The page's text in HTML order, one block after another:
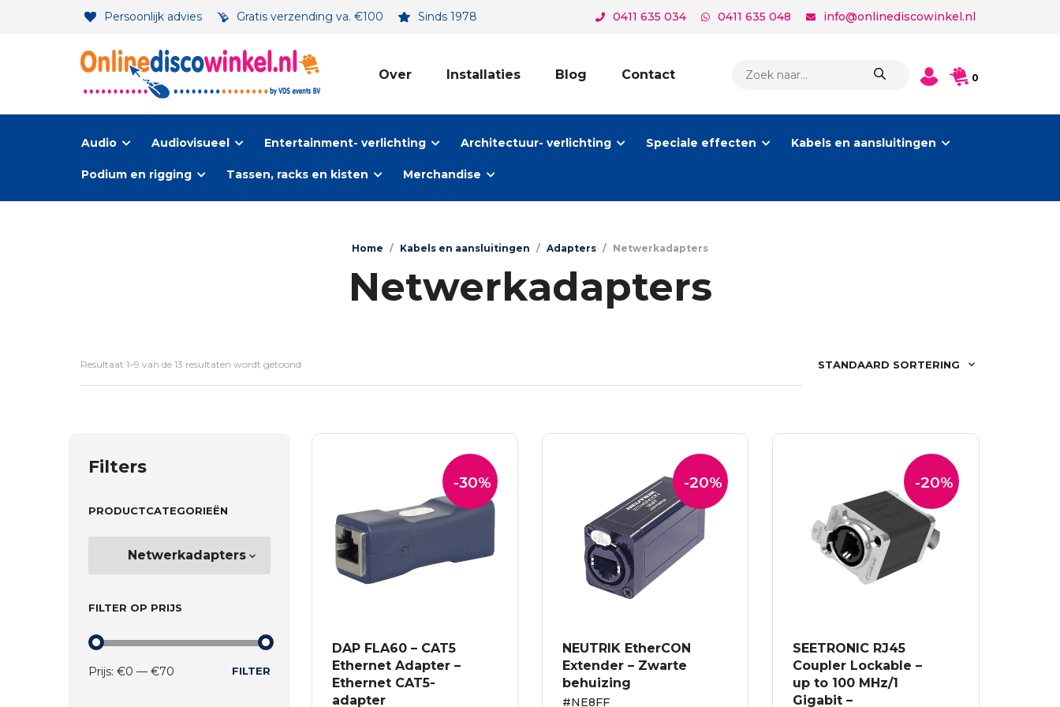
Persoonlijk advies Gratis verzending va. €100 Sinds 1978 0411 635 034 0411 635 048 info@onlinediscowinkel.nl
Over Installaties Blog Contact
ZOEKEN
0
Audio Audiovisueel Entertainment- verlichting Architectuur- verlichting Speciale effecten Kabels en aansluitingen
Podium en rigging Tassen, racks en kisten Merchandise
Home / Kabels en aansluitingen / Adapters / Netwerkadapters
Netwerkadapters
Resultaat 1–9 van de 13 resultaten wordt getoond STANDAARD SORTERING
Filters
PRODUCTCATEGORIEËN
FILTER OP PRIJS
MIN.
PRIJS
MAX.
PRIJS
FILTER
Prijs: €0 — €70
-30%
DAP FLA60 – CAT5
Ethernet Adapter –
Ethernet CAT5-
adapter
-20%
NEUTRIK EtherCON
Extender – Zwarte
behuizing
#NE8FF
-20%
SEETRONIC RJ45
Coupler Lockable –
up to 100 MHz/1
Gigabit –